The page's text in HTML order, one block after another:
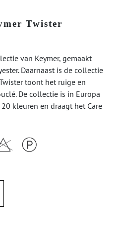
Twister
van Keymer, gemaakt
Daarnaast is de collectie
toont het ruige en
De collectie is in Europa
kleuren en draagt het Care